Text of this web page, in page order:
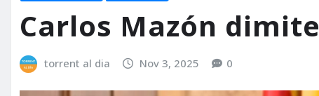
Carlos Mazón dimite
torrent al dia Nov 3, 2025 0